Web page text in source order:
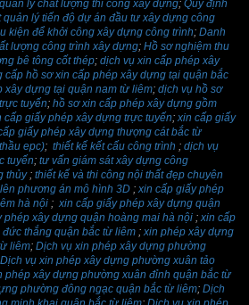
lý chất lượng thi công xây dựng; Quy định
quản lý tiến độ dự án đầu tư xây dựng công
kiện để khởi công xây dựng công trình; Danh
lượng công trình xây dựng; Hồ sơ nghiệm thu
bê tông cốt thép; dịch vụ xin cấp phép xây
cấp hồ sơ xin cấp phép xây dựng tại quận bắc
xây dựng tại quận nam từ liêm; dịch vụ hồ sơ
tuyến; hồ sơ xin cấp phép xây dựng gồm
cấp giấy phép xây dựng trực tuyến; xin cấp giấy
giấy phép xây dựng thượng cát bắc từ
epc); thiết kế kết cấu công trình ; dịch vụ
tuyến; tư vấn giám sát xây dựng công
thủy; thiết kế và thi công nội thất đẹp chuyên
phương án mô hình 3D ; xin cấp giấy phép
hà nội ; xin cấp giấy phép xây dựng quận
phép xây dựng quận hoàng mai hà nội ; xin cấp
thắng quận bắc từ liêm ; xin phép xây dựng
liêm; Dịch vụ xin phép xây dựng phường
Dịch vụ xin phép xây dựng phường xuân tảo
phép xây dựng phường xuân đỉnh quận bắc từ
phường đông ngạc quận bắc từ liêm; Dịch